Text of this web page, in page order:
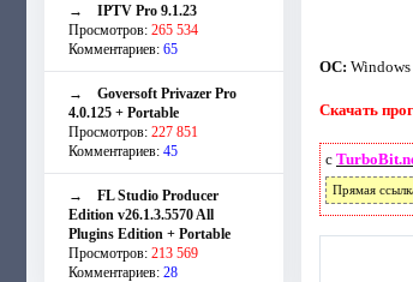
→ IPTV Pro 9.1.23
Просмотров: 265 534
Комментариев: 65
→ Goversoft Privazer Pro
4.0.125 + Portable
Просмотров: 227 851
Комментариев: 45
→ FL Studio Producer
Edition v26.1.3.5570 All
Plugins Edition + Portable
Просмотров: 213 569
Комментариев: 28
ОС:
Скачать
с
Прямая